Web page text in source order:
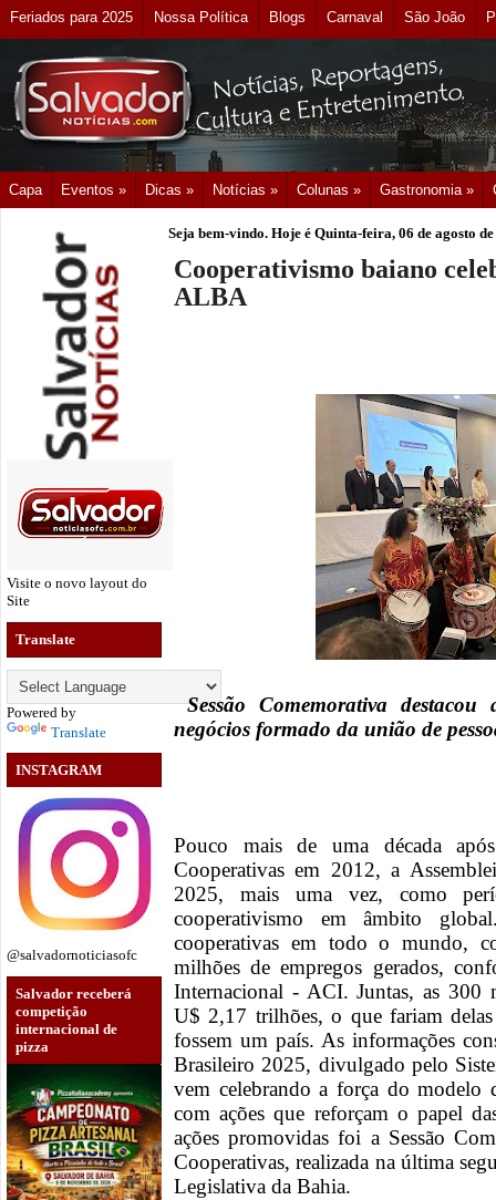
Feriados para 2025 Nossa Política Blogs Carnaval São João
Capa Eventos » Dicas » Notícias » Colunas » Gastronomia »
Visite o novo layout do
Site
Translate
Powered by
Translate
INSTAGRAM
@salvadornoticiasofc
Salvador receberá
competição
internacional de
pizza
Seja bem-vindo. Hoje é Quinta-feira, 06 de agosto
Cooperativismo baiano
ALBA
Sessão Comemorativa
negócios formado da união de
Pouco mais de uma década
Cooperativas em 2012, a
2025, mais uma vez, como
cooperativismo em âmbito
cooperativas em todo o mundo,
milhões de empregos gerados,
Internacional - ACI. Juntas, as 300
U$ 2,17 trilhões, o que fariam
fossem um país. As informações
Brasileiro 2025, divulgado pelo
vem celebrando a força do modelo
com ações que reforçam o papel
ações promovidas foi a Sessão
Cooperativas, realizada na última
Legislativa da Bahia.